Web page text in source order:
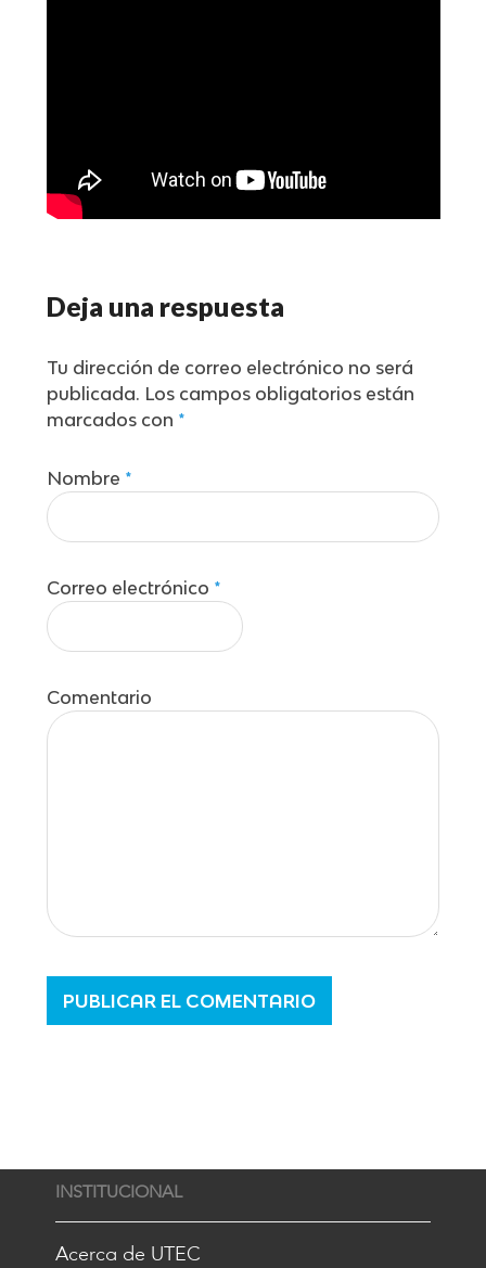
Deja una respuesta
Tu dirección de correo electrónico no será
publicada. Los campos obligatorios están
marcados con *
Nombre *
Correo electrónico *
Comentario
INSTITUCIONAL
Acerca de UTEC